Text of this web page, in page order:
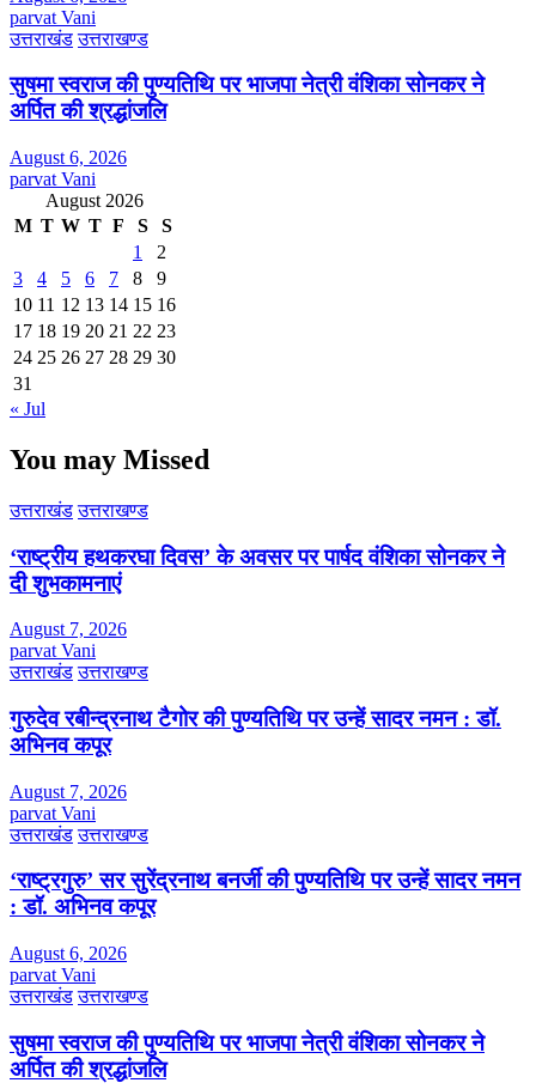
parvat Vani
उत्तराखंड उत्तराखण्ड
सुषमा स्वराज की पुण्यतिथि पर भाजपा नेत्री वंशिका सोनकर ने
अर्पित की श्रद्धांजलि
August 6, 2026
parvat Vani
August 2026
M T W T F S
S
1
2
3
4 5 6 7 8
9
10 11 12 13 14 15 16
17 18 19 20 21 22 23
24 25 26 27 28 29 30
31
« Jul
You may Missed
उत्तराखंड उत्तराखण्ड
‘राष्ट्रीय हथकरघा दिवस’ के अवसर पर पार्षद वंशिका सोनकर ने
दी शुभकामनाएं
August 7, 2026
parvat Vani
उत्तराखंड उत्तराखण्ड
गुरुदेव रबीन्द्रनाथ टैगोर की पुण्यतिथि पर उन्हें सादर नमन : डॉ.
अभिनव कपूर
August 7, 2026
parvat Vani
उत्तराखंड उत्तराखण्ड
‘राष्ट्रगुरु’ सर सुरेंद्रनाथ बनर्जी की पुण्यतिथि पर उन्हें सादर नमन
: डॉ. अभिनव कपूर
August 6, 2026
parvat Vani
उत्तराखंड उत्तराखण्ड
सुषमा स्वराज की पुण्यतिथि पर भाजपा नेत्री वंशिका सोनकर ने
अर्पित की श्रद्धांजलि